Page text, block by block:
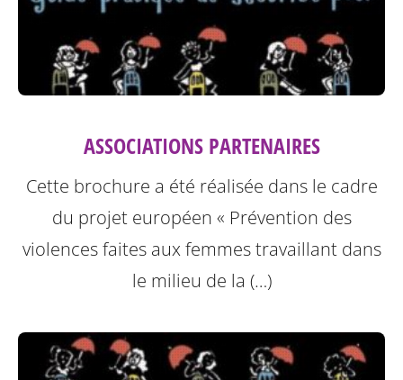
ASSOCIATIONS PARTENAIRES
Cette brochure a été réalisée dans le cadre
du projet européen « Prévention des
violences faites aux femmes travaillant dans
le milieu de la (…)